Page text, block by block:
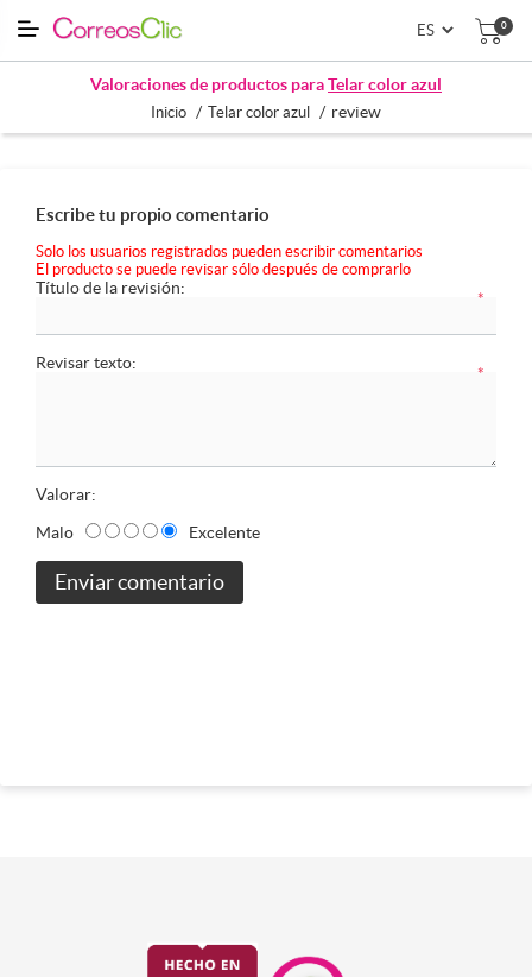
0
Valoraciones de productos paraTelar color azul
Inicio / Telar color azul / review
Escribe tu propio comentario
Solo los usuarios registrados pueden escribir comentarios
El producto se puede revisar sólo después de comprarlo
Título de la revisión:
*
Revisar texto:
*
Valorar:
Malo
Excelente
Enviar comentario